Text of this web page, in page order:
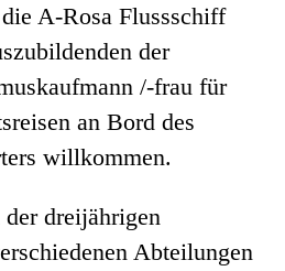
A-Rosa Flussschiff
der
/-frau für
an Bord des
willkommen.
dreijährigen
Abteilungen